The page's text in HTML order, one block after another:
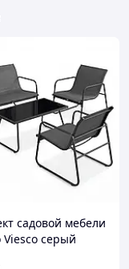
садовой мебели
Viesco серый